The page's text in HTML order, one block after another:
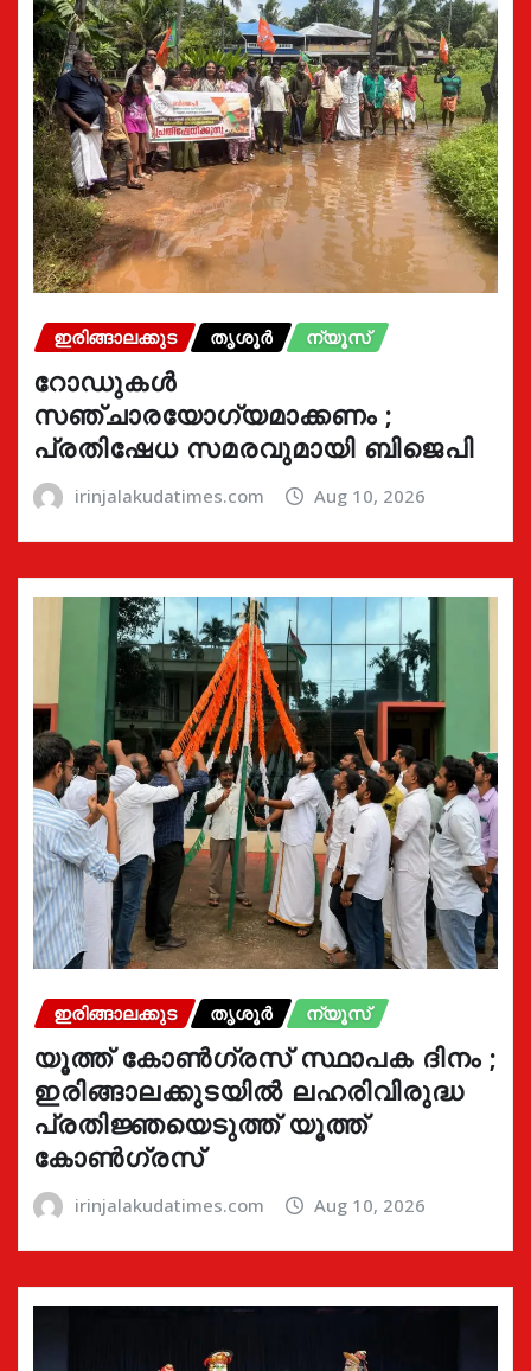
ഇരിങ്ങാലക്കുട തൃശൂർ ന്യൂസ്
റോഡുകൾ
സഞ്ചാരയോഗ്യമാക്കണം ;
പ്രതിഷേധ സമരവുമായി ബിജെപി
irinjalakudatimes.com Aug 10, 2026
ഇരിങ്ങാലക്കുട തൃശൂർ ന്യൂസ്
യൂത്ത് കോൺഗ്രസ്‌ സ്ഥാപക ദിനം ;
ഇരിങ്ങാലക്കുടയിൽ ലഹരിവിരുദ്ധ
പ്രതിജ്ഞയെടുത്ത് യൂത്ത്
കോൺഗ്രസ്
irinjalakudatimes.com Aug 10, 2026